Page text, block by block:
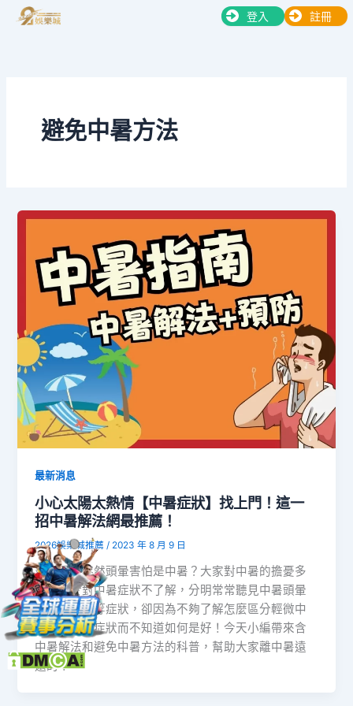
登入 註冊
避免中暑方法
最新消息
小心太陽太熱情【中暑症狀】找上門！這一
招中暑解法網最推薦！
2026娛樂城推薦/ 2023 年 8 月 9 日
炎炎夏日突然頭暈害怕是中暑？大家對中暑的擔憂多
半來自於對中暑症狀不了解，分明常常聽見中暑頭暈
或中暑發燒等症狀，卻因為不夠了解怎麼區分輕微中
暑和其他熱症狀而不知道如何是好！今天小編帶來含
中暑解法和避免中暑方法的科普，幫助大家離中暑遠
遠的！